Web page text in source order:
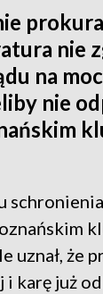
nie
na
nie
uznał, że
karę już